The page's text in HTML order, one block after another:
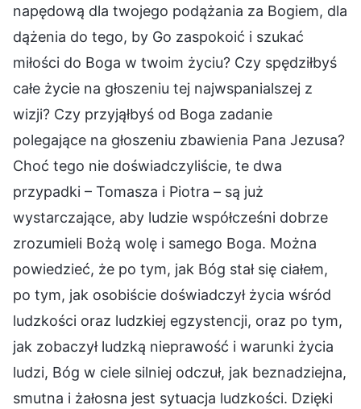
napędową dla twojego podążania za Bogiem, dla
dążenia do tego, by Go zaspokoić i szukać
miłości do Boga w twoim życiu? Czy spędziłbyś
całe życie na głoszeniu tej najwspanialszej z
wizji? Czy przyjąłbyś od Boga zadanie
polegające na głoszeniu zbawienia Pana Jezusa?
Choć tego nie doświadczyliście, te dwa
przypadki – Tomasza i Piotra – są już
wystarczające, aby ludzie współcześni dobrze
zrozumieli Bożą wolę i samego Boga. Można
powiedzieć, że po tym, jak Bóg stał się ciałem,
po tym, jak osobiście doświadczył życia wśród
ludzkości oraz ludzkiej egzystencji, oraz po tym,
jak zobaczył ludzką nieprawość i warunki życia
ludzi, Bóg w ciele silniej odczuł, jak beznadziejna,
smutna i żałosna jest sytuacja ludzkości. Dzięki